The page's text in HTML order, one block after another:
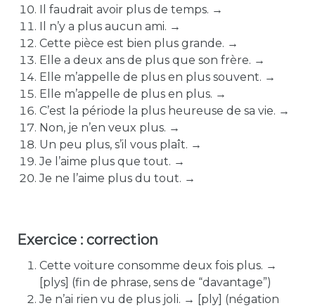
Il faudrait avoir plus de temps. →
Il n’y a plus aucun ami. →
Cette pièce est bien plus grande. →
Elle a deux ans de plus que son frère. →
Elle m’appelle de plus en plus souvent. →
Elle m’appelle de plus en plus. →
C’est la période la plus heureuse de sa vie. →
Non, je n’en veux plus. →
Un peu plus, s’il vous plaît. →
Je l’aime plus que tout. →
Je ne l’aime plus du tout. →
Exercice : correction
Cette voiture consomme deux fois plus. →
[plys] (fin de phrase, sens de “davantage”)
Je n’ai rien vu de plus joli. → [ply] (négation